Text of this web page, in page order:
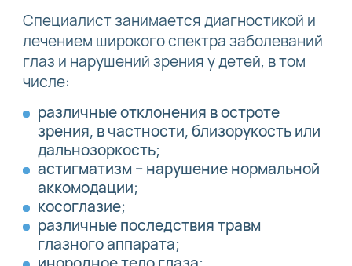
Специалист занимается диагностикой и
лечением широкого спектра заболеваний
глаз и нарушений зрения у детей, в том
числе:
различные отклонения в остроте
зрения, в частности, близорукость или
дальнозоркость;
астигматизм – нарушение нормальной
аккомодации;
косоглазие;
различные последствия травм
глазного аппарата;